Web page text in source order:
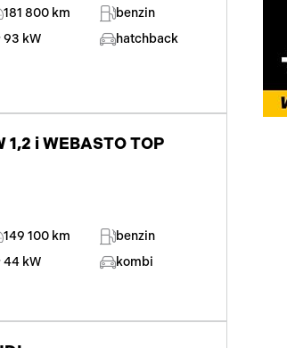
181 800 km
benzin
93 kW hatchback
1,2 i WEBASTO TOP
149 100 km
benzin
44 kW kombi